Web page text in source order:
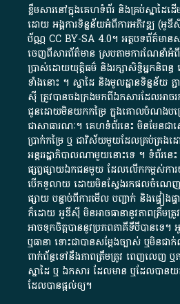
ខ្លឹមសារ​នៅ​ក្នុង​គេហទំព័រ និង​គ្រប់​ស្នា​ដៃ​
ដោយ​ អង្គការ​ទិន្នន័យ​អំពី​ការអភិវឌ្ឍ​​ (អូ​ឌី​ស៊ី
ប័ណ្ណ​CC BY-SA 4.0។​ អត្ថបទ​ព័ត៌មាន​
ចេញពី​សារព័ត៌មាន ស្របតាមការ​ណែនាំ​អំ
ប្រាស់​ដោយ​យុត្តិធម៌​ និង​រក្សាសិទ្ធិអ្នកនិពន្
ទាំង​នោះ​ ។​ ស្នាដៃ​ និង​មូលដ្ឋាន​ទិន្នន័យ
ស៊ី​ ត្រូវ​បាន​ចងក្រង​មក​ពី​ឯកសារ​ដែល​អាច​
ជូន​ដោយ​មិន​យក​កម្រៃ​ ក្នុង​គោលបំណង​បម្រ
ជា​សាធារណៈ​។​ គេហទំព័រ​នេះ​ មិនមែន​ជា​សេ
ប្រាក់​កម្រៃ​ ឬ​ ជា​វិស័យ​មួយ​ដែល​គ្រប់គ្រង​ដោ
អន្តររដ្ឋាភិបាល​ណាមួយ​នោះ​ទេ ​។​ ទំព័រ​នេ
ផ្សព្វផ្សាយ​ឯកជន​មួយ​ ដែល​លើកកម្ពស់​
បើក​ទូលាយ​ ដោយ​មិនស្វែង​រក​ផល​ចំណេញ​
ផ្សាយ​ បន្ទាប់​ពី​ការ​មើល​ បញ្ជាក់​ និង​ផ្ទៀ
ក៏​ដោយ​ អូ​ឌី​ស៊ី​ មិន​អាច​ធានា​នូវ​ភាព​ត្រឹម
អាច​ទុកចិត្ត​បាននូវ​ប្រភព​ភាគី​ទី​បី​បាន​ទេ​។​
ឬ​ធានា​ ទោះជា​បាន​សម្តែង​ច្បាស់​ ឬ​មិន​ជា
ពាក់ព័ន្ធ​ទៅ​នឹង​ភាព​ត្រឹមត្រូវ​ ពេញលេញ​
ស្នាដៃ​ ឬ​ ឯកសារ​ ដែល​មាន​ ឬ​ដែល​បា
ដែល​បាន​ផ្តល់​ឲ្យ​។